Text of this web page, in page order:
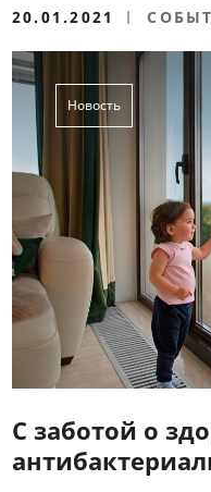
20.01.2021
Новость
С заботой о